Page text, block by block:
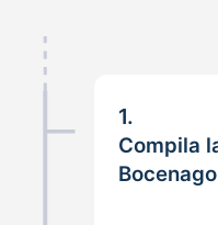
1.
Compila
Bocenago